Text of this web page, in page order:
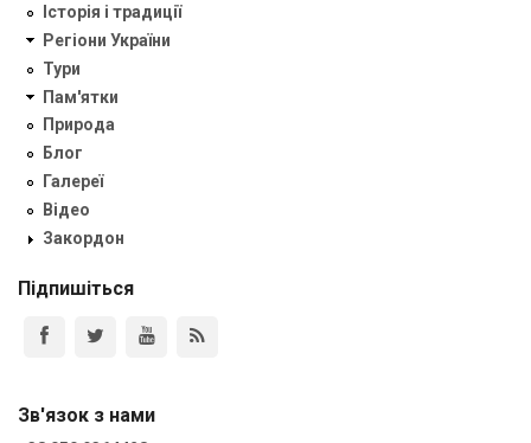
Історія і традиції
Регіони України
Тури
Пам'ятки
Природа
Блог
Галереї
Відео
Закордон
Підпишіться
Зв'язок з нами